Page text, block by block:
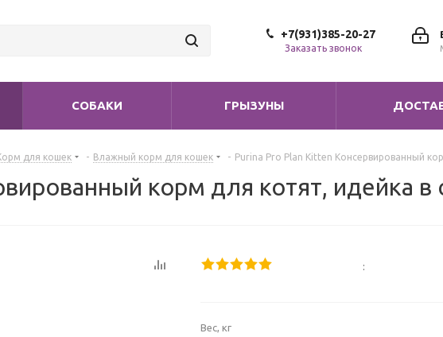
+7(931)385-20-27
Заказать звонок
СОБАКИ ГРЫЗУНЫ
для кошек - Влажный корм для кошек - Purina Pro Plan Kitten Консервированный
корм для котят, идейка в
:
Вес, кг